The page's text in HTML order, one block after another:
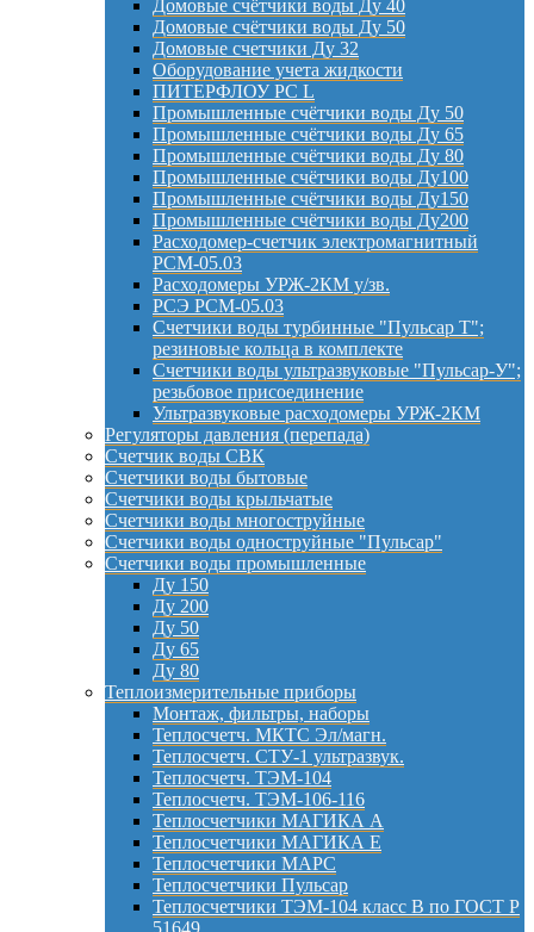
Домовые счётчики воды Ду 40
Домовые счётчики воды Ду 50
Домовые счетчики Ду 32
Оборудование учета жидкости
ПИТЕРФЛОУ РС L
Промышленные счётчики воды Ду 50
Промышленные счётчики воды Ду 65
Промышленные счётчики воды Ду 80
Промышленные счётчики воды Ду100
Промышленные счётчики воды Ду150
Промышленные счётчики воды Ду200
Расходомер-счетчик электромагнитный
РСМ-05.03
Расходомеры УРЖ-2КМ у/зв.
РСЭ РСМ-05.03
Счетчики воды турбинные "Пульсар Т";
резиновые кольца в комплекте
Счетчики воды ультразвуковые "Пульсар-У";
резьбовое присоединение
Ультразвуковые расходомеры УРЖ-2КМ
Регуляторы давления (перепада)
Счетчик воды СВК
Счетчики воды бытовые
Счетчики воды крыльчатые
Счетчики воды многоструйные
Счетчики воды одноструйные "Пульсар"
Счетчики воды промышленные
Ду 150
Ду 200
Ду 50
Ду 65
Ду 80
Теплоизмерительные приборы
Монтаж, фильтры, наборы
Теплосчетч. МКТС Эл/магн.
Теплосчетч. СТУ-1 ультразвук.
Теплосчетч. ТЭМ-104
Теплосчетч. ТЭМ-106-116
Теплосчетчики МАГИКА А
Теплосчетчики МАГИКА Е
Теплосчетчики МАРС
Теплосчетчики Пульсар
Теплосчетчики ТЭМ-104 класс B по ГОСТ Р
51649